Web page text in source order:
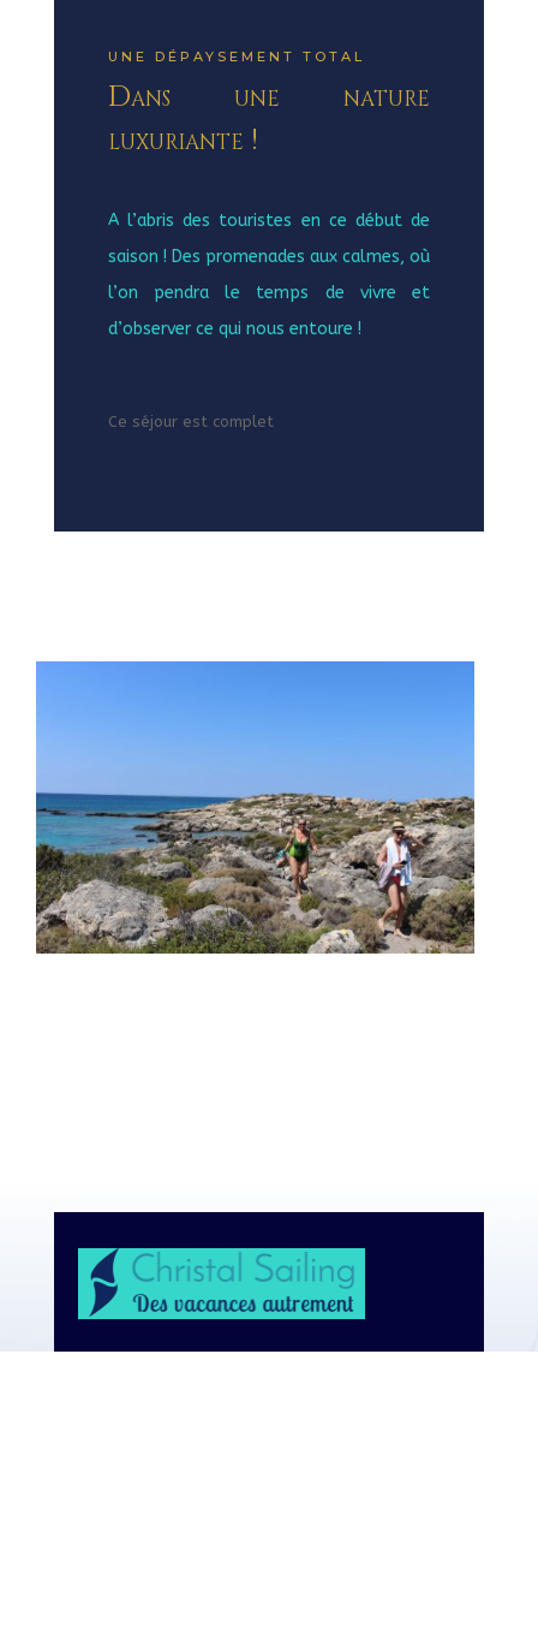
UNE DÉPAYSEMENT TOTAL
Dans une nature
luxuriante !
A l’abris des touristes en ce début de
saison ! Des promenades aux calmes, où
l’on pendra le temps de vivre et
d’observer ce qui nous entoure !
Ce séjour est complet